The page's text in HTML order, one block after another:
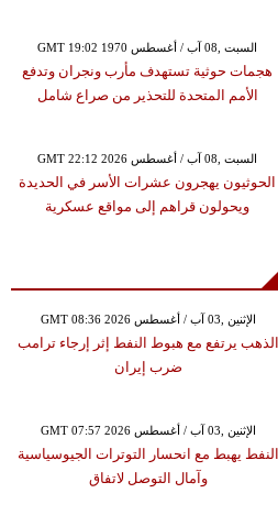
GMT 19:02 1970 السبت ,08 آب / أغسطس
هجمات حوثية تستهدف مأرب ونجران وتدفع
الأمم المتحدة للتحذير من صراع شامل
GMT 22:12 2026 السبت ,08 آب / أغسطس
الحوثيون يهجرون عشرات الأسر في الحديدة
ويحولون قراهم إلى مواقع عسكرية
GMT 08:36 2026 الإثنين ,03 آب / أغسطس
الذهب يرتفع مع هبوط النفط إثر إرجاء ترامب
ضرب إيران
GMT 07:57 2026 الإثنين ,03 آب / أغسطس
النفط يهبط مع انحسار التوترات الجيوسياسية
وآمال التوصل لاتفاق